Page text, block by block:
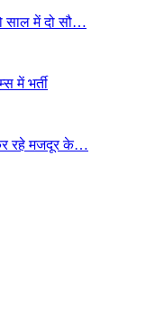
साल में दो सौ…
में भर्ती
रहे मजदूर के…